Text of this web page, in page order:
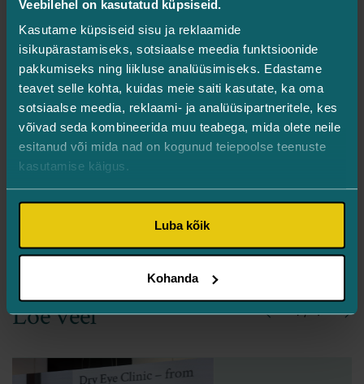
Veebilehel on kasutatud küpsiseid.
Kasutame küpsiseid sisu ja reklaamide
isikupärastamiseks, sotsiaalse meedia funktsioonide
pakkumiseks ning liikluse analüüsimiseks. Edastame
teavet selle kohta, kuidas meie saiti kasutate, ka oma
sotsiaalse meedia, reklaami- ja analüüsipartneritele, kes
võivad seda kombineerida muu teabega, mida olete neile
esitanud või mida nad on kogunud teiepoolse teenuste
kasutamise käigus.
Luba kõik
Kohanda
Kui soovid teada, milline hooldus võiks just Sinu nahale
ja eesmärkidele kõige paremini sobida, oled oodatud
konsultatsioonile meie esteetika spetsialistide juurde.
Broneeri aeg
Turman Silmakliinik asub Tallinnas – Järve 2,
registreerumiseks või nõuannete küsimiseks
5341 3428
Loe veel Previous
2 / 4